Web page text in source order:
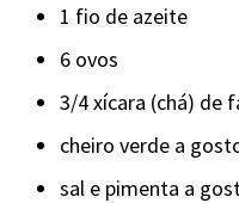
1 fio de azeite
6 ovos
3/4 xícara (chá) de
cheiro verde a
sal e pimenta a